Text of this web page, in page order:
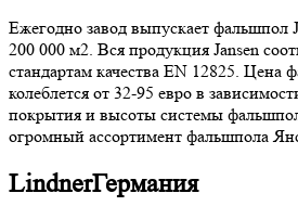
Ежегодно завод выпускает фальшпол
200 000 м2. Вся продукция Jansen
стандартам качества EN 12825. Цена
колеблется от 32-95 евро в
покрытия и высоты системы
огромный ассортимент фальшпола
LindnerГермания